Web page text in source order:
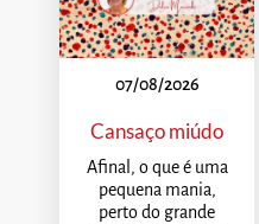
07/08/2026
Cansaço miúdo
Afinal, o que é uma
pequena mania,
perto do grande